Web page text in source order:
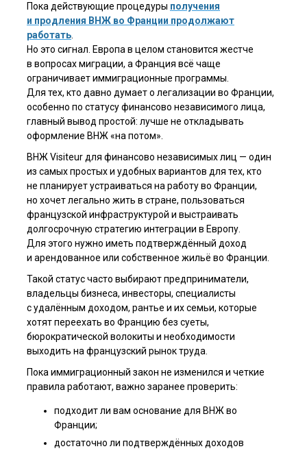
Пока действующие процедуры получения
и продления ВНЖ во Франции продолжают
работать
Но это сигнал. Европа в целом становится жестче
в вопросах миграции, а Франция всё чаще
ограничивает иммиграционные программы.
Для тех, кто давно думает о легализации во Франции,
особенно по статусу финансово независимого лица,
главный вывод простой: лучше не откладывать
оформление ВНЖ «на потом».
ВНЖ Visiteur для финансово независимых лиц — один
из самых простых и удобных вариантов для тех, кто
не планирует устраиваться на работу во Франции,
но хочет легально жить в стране, пользоваться
французской инфраструктурой и выстраивать
долгосрочную стратегию интеграции в Европу.
Для этого нужно иметь подтверждённый доход
и арендованное или собственное жильё во Франции.
Такой статус часто выбирают предприниматели,
владельцы бизнеса, инвесторы, специалисты
с удалённым доходом, рантье и их семьи, которые
хотят переехать во Францию без суеты,
бюрократической волокиты и необходимости
выходить на французский рынок труда.
Пока иммиграционный закон не изменился и четкие
правила работают, важно заранее проверить:
подходит ли вам основание для ВНЖ во
Франции;
достаточно ли подтверждённых доходов